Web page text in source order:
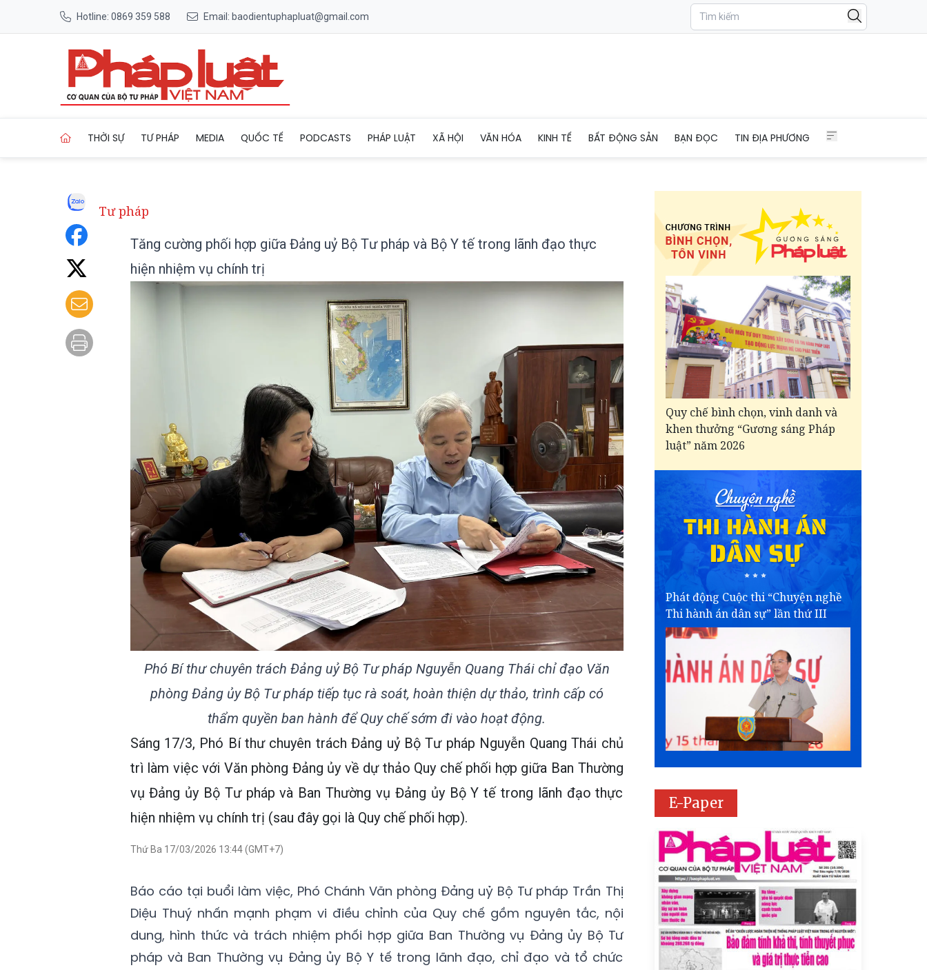
Hotline: 0869 359 588 Email: baodientuphapluat@gmail.com
THỜI SỰ TƯ PHÁP MEDIA QUỐC TẾ PODCASTS PHÁP LUẬT XÃ HỘI VĂN HÓA KINH TẾ BẤT ĐỘNG SẢN BẠN ĐỌC TIN ĐỊA PHƯƠNG
Tư pháp
Tăng cường phối hợp giữa Đảng uỷ Bộ Tư pháp và Bộ Y tế trong lãnh đạo thực
hiện nhiệm vụ chính trị
Phó Bí thư chuyên trách Đảng uỷ Bộ Tư pháp Nguyễn Quang Thái chỉ đạo Văn
phòng Đảng ủy Bộ Tư pháp tiếp tục rà soát, hoàn thiện dự thảo, trình cấp có
thẩm quyền ban hành để Quy chế sớm đi vào hoạt động.
Sáng 17/3, Phó Bí thư chuyên trách Đảng uỷ Bộ Tư pháp Nguyễn Quang Thái chủ
trì làm việc với Văn phòng Đảng ủy về dự thảo Quy chế phối hợp giữa Ban Thường
vụ Đảng ủy Bộ Tư pháp và Ban Thường vụ Đảng ủy Bộ Y tế trong lãnh đạo thực
hiện nhiệm vụ chính trị (sau đây gọi là Quy chế phối hợp).
Thứ Ba 17/03/2026 13:44 (GMT+7)
Báo cáo tại buổi làm việc, Phó Chánh Văn phòng Đảng uỷ Bộ Tư pháp Trần Thị
Diệu Thuý nhấn mạnh phạm vi điều chỉnh của Quy chế gồm nguyên tắc, nội
dung, hình thức và trách nhiệm phối hợp giữa Ban Thường vụ Đảng ủy Bộ Tư
pháp và Ban Thường vụ Đảng ủy Bộ Y tế trong lãnh đạo, chỉ đạo và tổ chức
Quy chế bình chọn, vinh danh và
khen thưởng “Gương sáng Pháp
luật” năm 2026
Phát động Cuộc thi “Chuyện nghề
Thi hành án dân sự” lần thứ III
E-Paper